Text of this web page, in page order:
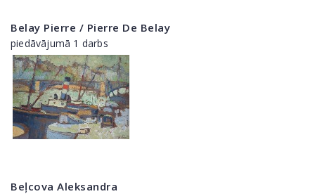
Belay Pierre / Pierre De Belay
piedāvājumā 1 darbs
Beļcova Aleksandra